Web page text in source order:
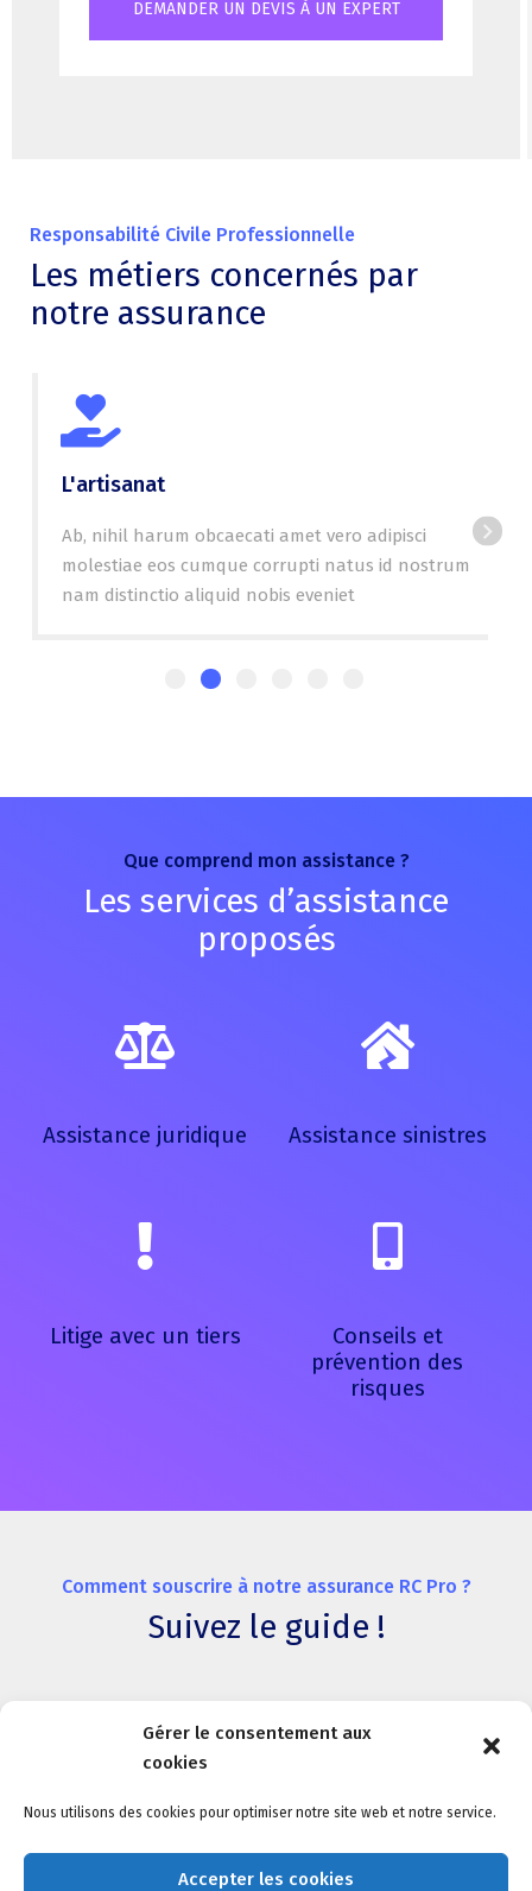
Gérer le consentement aux
cookies
Nous utilisons des cookies pour optimiser notre site web et notre service.
Accepter les cookies
DEMANDER UN DEVIS À UN EXPERT
Responsabilité Civile Professionnelle
Les métiers concernés par
notre assurance
L'artisanat
Ab, nihil harum obcaecati amet vero adipisci
molestiae eos cumque corrupti natus id nostrum
nam distinctio aliquid nobis eveniet
Que comprend mon assistance ?
Les services d’assistance
proposés
Assistance juridique Assistance sinistres
Litige avec un tiers
Conseils et
prévention des
risques
Comment souscrire à notre assurance RC Pro ?
Suivez le guide !
ÉTAPE 1